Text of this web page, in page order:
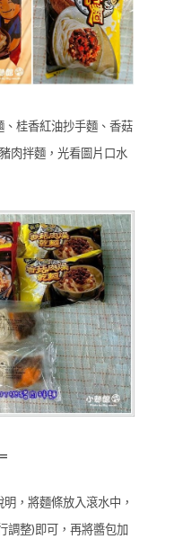
桂香紅油抄手麵、香菇
肉拌麵，光看圖片口水
，將麵條放入滾水中，
調整)即可，再將醬包加